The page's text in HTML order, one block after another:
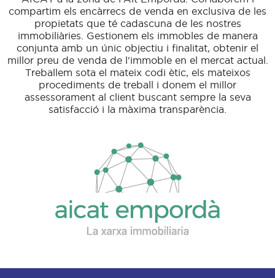
compartim els encàrrecs de venda en exclusiva de les
propietats que té cadascuna de les nostres
immobiliàries. Gestionem els immobles de manera
conjunta amb un únic objectiu i finalitat, obtenir el
millor preu de venda de l'immoble en el mercat actual.
Treballem sota el mateix codi ètic, els mateixos
procediments de treball i donem el millor
assessorament al client buscant sempre la seva
satisfacció i la màxima transparència.